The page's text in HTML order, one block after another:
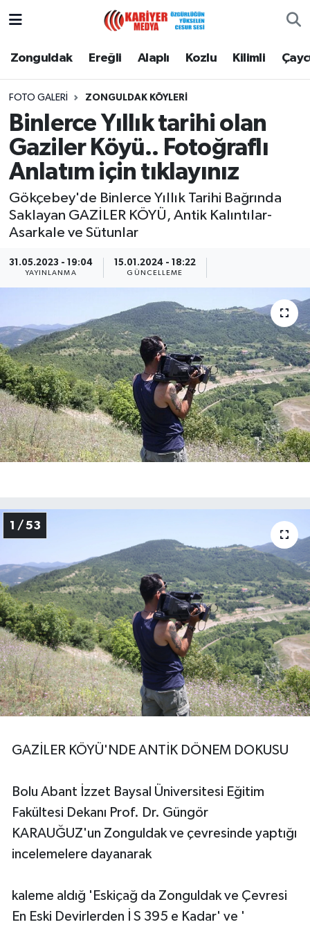
Zonguldak Ereğli Alaplı Kozlu Kilimli
FOTO GALERI ZONGULDAK KÖYLERİ
Binlerce Yıllık tarihi olan
Gaziler Köyü.. Fotoğraflı
Anlatım için tıklayınız
Gökçebey'de Binlerce Yıllık Tarihi Bağrında
Saklayan GAZİLER KÖYÜ, Antik Kalıntılar-
Asarkale ve Sütunlar
31.05.2023 - 19:04
YAYINLANMA
15.01.2024 - 18:22
GÜNCELLEME
1 / 53
GAZİLER KÖYÜ'NDE ANTİK DÖNEM DOKUSU
Bolu Abant İzzet Baysal Üniversitesi Eğitim
Fakültesi Dekanı Prof. Dr. Güngör
KARAUĞUZ'un Zonguldak ve çevresinde yaptığı
incelemelere dayanarak
kaleme aldığ 'Eskiçağ da Zonguldak ve Çevresi
En Eski Devirlerden İ S 395 e Kadar' ve '
Zonguldak
Alaplı
Kozlu
Kilimli
Çaycuma
Gökçebey
Özel
Mesaj
Dergim
Ulusal
Zonguldak Nöbetçi Eczaneler
Zonguldak Namaz Vakitleri
Zonguldak Trafik Yoğunluk Haritası
Puan Durumu ve Fikstür
Tüm Manşetler
Son Dakika Haberleri